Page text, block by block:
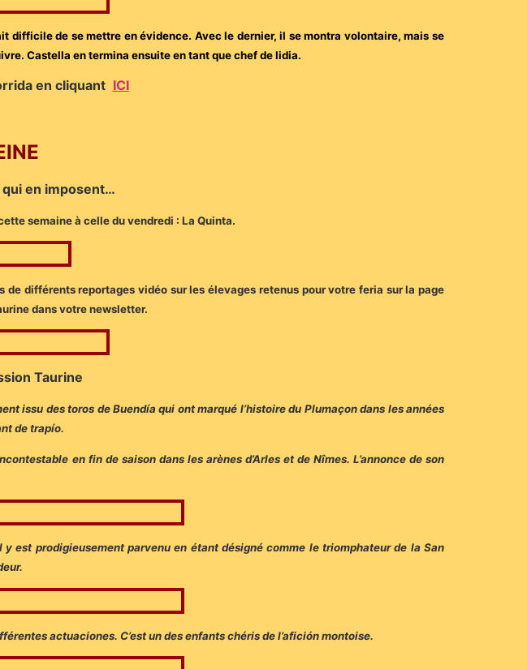
de se mettre en évidence. Avec le dernier, il se montra volontaire, mais se
Castella en termina ensuite en tant que chef de lidia.
en cliquant ICI
en imposent…
semaine à celle du vendredi : La Quinta.
différents reportages vidéo sur les élevages retenus pour votre feria sur la page
dans votre newsletter.
Taurine
issu des toros de Buendía qui ont marqué l’histoire du Plumaçon dans les années
de trapío.
en fin de saison dans les arènes d’Arles et de Nîmes. L’annonce de son
est prodigieusement parvenu en étant désigné comme le triomphateur de la San
actuaciones. C’est un des enfants chéris de l’afición montoise.